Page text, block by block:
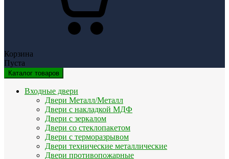
Корзина
Пуста
Каталог товаров
Входные двери
Двери Металл/Металл
Двери с накладкой МДФ
Двери с зеркалом
Двери со стеклопакетом
Двери с терморазрывом
Двери технические металлические
Двери противопожарные